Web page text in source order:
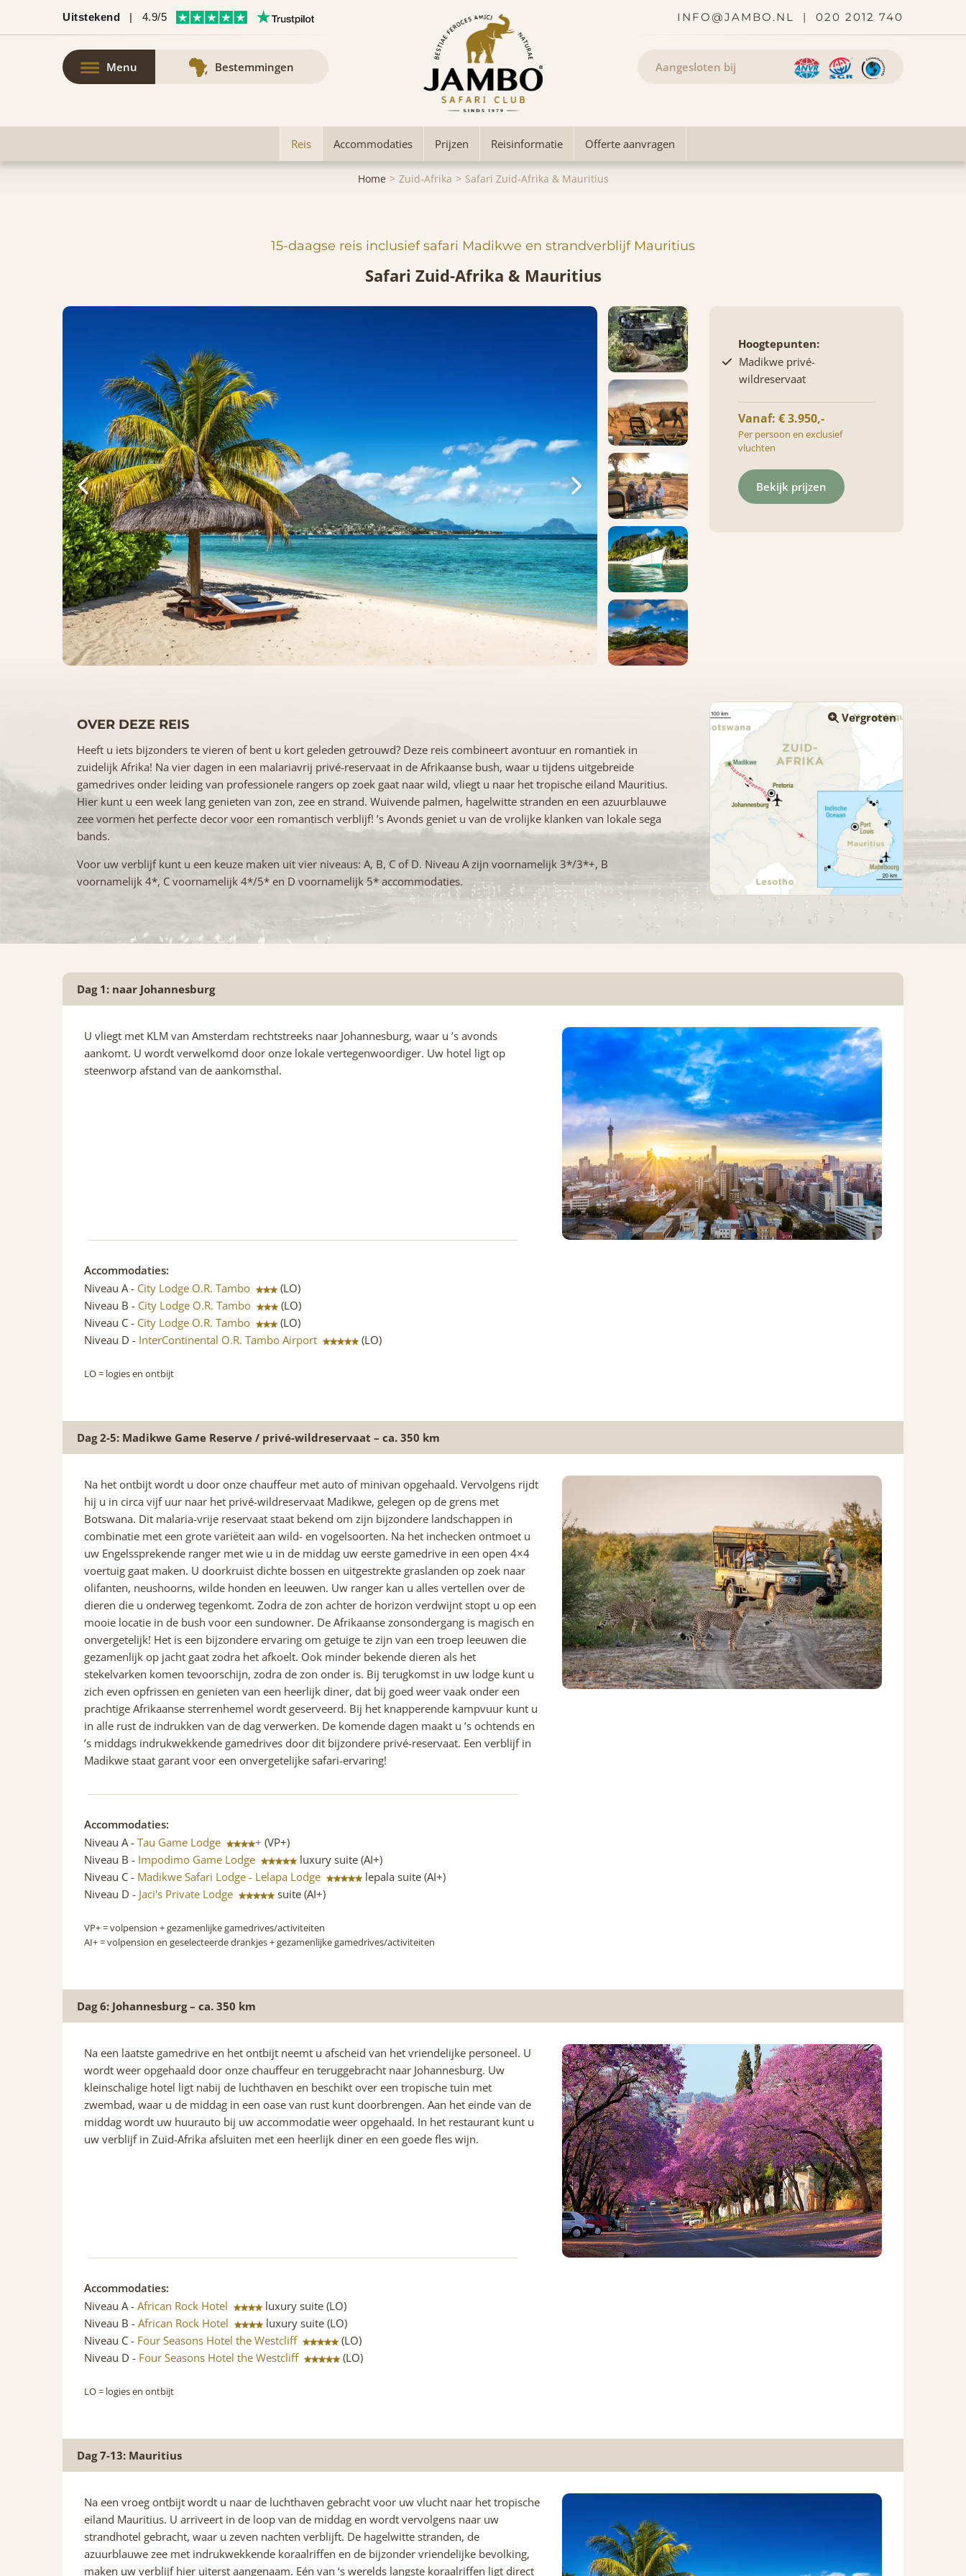
Uitstekend | 4.9/5 INFO@JAMBO.NL | 020 2012 740
Menu Bestemmingen Aangesloten bij
Reis Accommodaties Prijzen Reisinformatie Offerte aanvragen
Home Zuid-Afrika Safari Zuid-Afrika & Mauritius
15-daagse reis inclusief safari Madikwe en strandverblijf Mauritius
Safari Zuid-Afrika & Mauritius
Hoogtepunten:
Madikwe privé-
wildreservaat
Vanaf: € 3.950,-
Per persoon en exclusief
vluchten
Bekijk prijzen
OVER DEZE REIS
Heeft u iets bijzonders te vieren of bent u kort geleden getrouwd? Deze reis combineert avontuur en romantiek in
zuidelijk Afrika! Na vier dagen in een malariavrij privé-reservaat in de Afrikaanse bush, waar u tijdens uitgebreide
gamedrives onder leiding van professionele rangers op zoek gaat naar wild, vliegt u naar het tropische eiland Mauritius.
Hier kunt u een week lang genieten van zon, zee en strand. Wuivende palmen, hagelwitte stranden en een azuurblauwe
zee vormen het perfecte decor voor een romantisch verblijf! ’s Avonds geniet u van de vrolijke klanken van lokale sega
bands.
Voor uw verblijf kunt u een keuze maken uit vier niveaus: A, B, C of D. Niveau A zijn voornamelijk 3*/3*+, B
voornamelijk 4*, C voornamelijk 4*/5* en D voornamelijk 5* accommodaties.
Vergroten
Dag 1: naar Johannesburg
U vliegt met KLM van Amsterdam rechtstreeks naar Johannesburg, waar u ’s avonds
aankomt. U wordt verwelkomd door onze lokale vertegenwoordiger. Uw hotel ligt op
steenworp afstand van de aankomsthal.
Accommodaties:
Niveau A - City Lodge O.R. Tambo
(LO)
Niveau B - City Lodge O.R. Tambo
(LO)
Niveau C - City Lodge O.R. Tambo
(LO)
Niveau D - InterContinental O.R. Tambo Airport (LO)
LO= logies en ontbijt
Dag 2-5: Madikwe Game Reserve / privé-wildreservaat – ca. 350 km
Na het ontbijt wordt u door onze chauffeur met auto of minivan opgehaald. Vervolgens rijdt
hij u in circa vijf uur naar het privé-wildreservaat Madikwe, gelegen op de grens met
Botswana. Dit malaria-vrije reservaat staat bekend om zijn bijzondere landschappen in
combinatie met een grote variëteit aan wild- en vogelsoorten. Na het inchecken ontmoet u
uw Engelssprekende ranger met wie u in de middag uw eerste gamedrive in een open 4×4
voertuig gaat maken. U doorkruist dichte bossen en uitgestrekte graslanden op zoek naar
olifanten, neushoorns, wilde honden en leeuwen. Uw ranger kan u alles vertellen over de
dieren die u onderweg tegenkomt. Zodra de zon achter de horizon verdwijnt stopt u op een
mooie locatie in de bush voor een sundowner. De Afrikaanse zonsondergang is magisch en
onvergetelijk! Het is een bijzondere ervaring om getuige te zijn van een troep leeuwen die
gezamenlijk op jacht gaat zodra het afkoelt. Ook minder bekende dieren als het
stekelvarken komen tevoorschijn, zodra de zon onder is. Bij terugkomst in uw lodge kunt u
zich even opfrissen en genieten van een heerlijk diner, dat bij goed weer vaak onder een
prachtige Afrikaanse sterrenhemel wordt geserveerd. Bij het knapperende kampvuur kunt u
in alle rust de indrukken van de dag verwerken. De komende dagen maakt u ’s ochtends en
’s middags indrukwekkende gamedrives door dit bijzondere privé-reservaat. Een verblijf in
Madikwe staat garant voor een onvergetelijke safari-ervaring!
Accommodaties:
Niveau A - Tau Game Lodge + (VP+)
Niveau B - Impodimo Game Lodge
luxury suite (AI+)
Niveau C - Madikwe Safari Lodge - Lelapa Lodge
lepala suite (AI+)
Niveau D - Jaci's Private Lodge suite (AI+)
VP+= volpension + gezamenlijke gamedrives/activiteiten
AI+= volpension en geselecteerde drankjes + gezamenlijke gamedrives/activiteiten
Dag 6: Johannesburg – ca. 350 km
Na een laatste gamedrive en het ontbijt neemt u afscheid van het vriendelijke personeel. U
wordt weer opgehaald door onze chauffeur en teruggebracht naar Johannesburg. Uw
kleinschalige hotel ligt nabij de luchthaven en beschikt over een tropische tuin met
zwembad, waar u de middag in een oase van rust kunt doorbrengen. Aan het einde van de
middag wordt uw huurauto bij uw accommodatie weer opgehaald. In het restaurant kunt u
uw verblijf in Zuid-Afrika afsluiten met een heerlijk diner en een goede fles wijn.
Accommodaties:
Niveau A - African Rock Hotel
luxury suite (LO)
Niveau B - African Rock Hotel
luxury suite (LO)
Niveau C - Four Seasons Hotel the Westcliff
(LO)
Niveau D - Four Seasons Hotel the Westcliff (LO)
LO= logies en ontbijt
Dag 7-13: Mauritius
Na een vroeg ontbijt wordt u naar de luchthaven gebracht voor uw vlucht naar het tropische
eiland Mauritius. U arriveert in de loop van de middag en wordt vervolgens naar uw
strandhotel gebracht, waar u zeven nachten verblijft. De hagelwitte stranden, de
azuurblauwe zee met indrukwekkende koraalriffen en de bijzonder vriendelijke bevolking,
maken uw verblijf hier uiterst aangenaam. Eén van ‘s werelds langste koraalriffen ligt direct